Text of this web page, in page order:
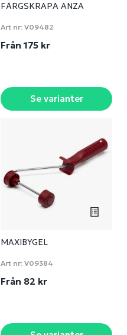
FÄRGSKRAPA ANZA
Art nr: V09482
Från 175 kr
Se varianter
MAXIBYGEL
Art nr: V09384
Från 82 kr